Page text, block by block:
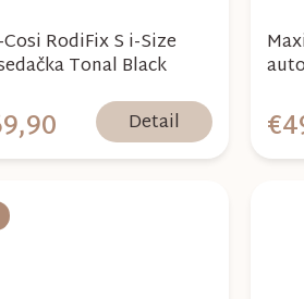
RodiFix S i-Size
Tonal Black
Detail